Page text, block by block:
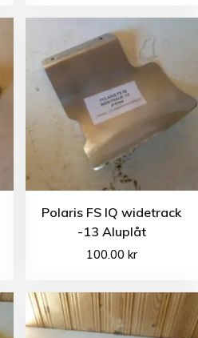
Polaris FS IQ widetrack
-13 Aluplåt
100.00 kr